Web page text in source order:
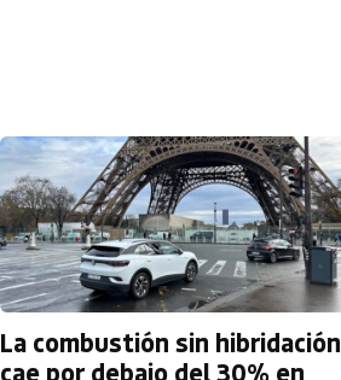
La combustión sin hibridación
cae por debajo del 30% en